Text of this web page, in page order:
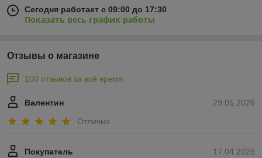
Сегодня работает с 09:00 до 17:30
Показать весь график работы
Отзывы о магазине
100 отзывов за всё время
29.05.2026
Валентин
Отлично
17.04.2026
Покупатель